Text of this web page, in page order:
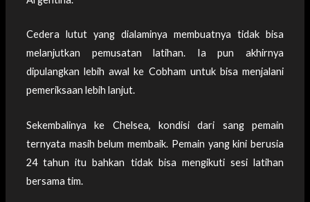
Cedera lutut yang dialaminya membuatnya tidak bisa
melanjutkan pemusatan latihan. Ia pun akhirnya
dipulangkan lebih awal ke Cobham untuk bisa menjalani
pemeriksaan lebih lanjut.
Sekembalinya ke Chelsea, kondisi dari sang pemain
ternyata masih belum membaik. Pemain yang kini berusia
24 tahun itu bahkan tidak bisa mengikuti sesi latihan
bersama tim.